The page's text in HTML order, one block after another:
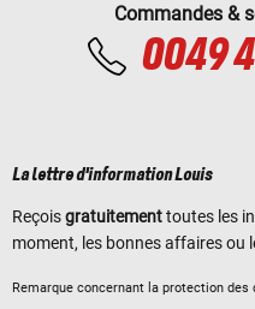
Commandes &
0049
La lettre d'information Louis
Reçoisgratuitementtoutes les
moment, les bonnes affaires ou
Remarque concernant la protection des